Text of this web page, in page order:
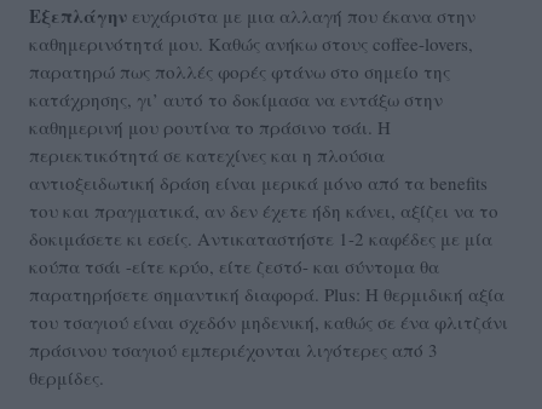
Εξεπλάγην ευχάριστα με μια αλλαγή που έκανα στην
καθημερινότητά μου. Καθώς ανήκω στους coffee-lovers,
παρατηρώ πως πολλές φορές φτάνω στο σημείο της
κατάχρησης, γι’ αυτό το δοκίμασα να εντάξω στην
καθημερινή μου ρουτίνα το πράσινο τσάι. Η
περιεκτικότητά σε κατεχίνες και η πλούσια
αντιοξειδωτική δράση είναι μερικά μόνο από τα benefits
του και πραγματικά, αν δεν έχετε ήδη κάνει, αξίζει να το
δοκιμάσετε κι εσείς. Αντικαταστήστε 1-2 καφέδες με μία
κούπα τσάι -είτε κρύο, είτε ζεστό- και σύντομα θα
παρατηρήσετε σημαντική διαφορά. Plus: Η θερμιδική αξία
του τσαγιού είναι σχεδόν μηδενική, καθώς σε ένα φλιτζάνι
πράσινου τσαγιού εμπεριέχονται λιγότερες από 3
θερμίδες.